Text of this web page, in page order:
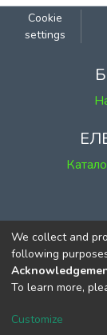
Cookie
settings
м.
We collect and
following
To learn more,
Customize